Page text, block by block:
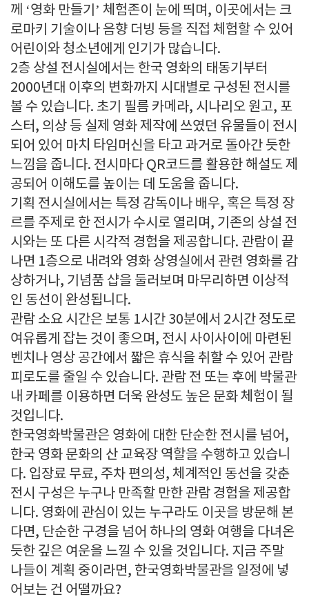
께 ‘영화 만들기’ 체험존이 눈에 띄며, 이곳에서는 크
로마키 기술이나 음향 더빙 등을 직접 체험할 수 있어
어린이와 청소년에게 인기가 많습니다.
2층 상설 전시실에서는 한국 영화의 태동기부터
2000년대 이후의 변화까지 시대별로 구성된 전시를
볼 수 있습니다. 초기 필름 카메라, 시나리오 원고, 포
스터, 의상 등 실제 영화 제작에 쓰였던 유물들이 전시
되어 있어 마치 타임머신을 타고 과거로 돌아간 듯한
느낌을 줍니다. 전시마다 QR코드를 활용한 해설도 제
공되어 이해도를 높이는 데 도움을 줍니다.
기획 전시실에서는 특정 감독이나 배우, 혹은 특정 장
르를 주제로 한 전시가 수시로 열리며, 기존의 상설 전
시와는 또 다른 시각적 경험을 제공합니다. 관람이 끝
나면 1층으로 내려와 영화 상영실에서 관련 영화를 감
상하거나, 기념품 샵을 둘러보며 마무리하면 이상적
인 동선이 완성됩니다.
관람 소요 시간은 보통 1시간 30분에서 2시간 정도로
여유롭게 잡는 것이 좋으며, 전시 사이사이에 마련된
벤치나 영상 공간에서 짧은 휴식을 취할 수 있어 관람
피로도를 줄일 수 있습니다. 관람 전 또는 후에 박물관
내 카페를 이용하면 더욱 완성도 높은 문화 체험이 될
것입니다.
한국영화박물관은 영화에 대한 단순한 전시를 넘어,
한국 영화 문화의 산 교육장 역할을 수행하고 있습니
다. 입장료 무료, 주차 편의성, 체계적인 동선을 갖춘
전시 구성은 누구나 만족할 만한 관람 경험을 제공합
니다. 영화에 관심이 있는 누구라도 이곳을 방문해 본
다면, 단순한 구경을 넘어 하나의 영화 여행을 다녀온
듯한 깊은 여운을 느낄 수 있을 것입니다. 지금 주말
나들이 계획 중이라면, 한국영화박물관을 일정에 넣
어보는 건 어떨까요?